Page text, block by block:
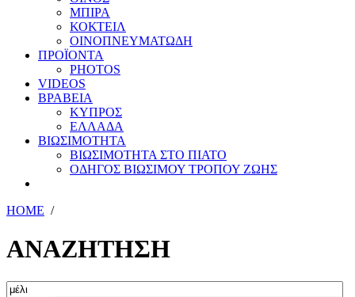
ΜΠΙΡΑ
ΚΟΚΤΕΙΛ
ΟΙΝΟΠΝΕΥΜΑΤΩΔΗ
ΠΡΟΪΟΝΤΑ
PHOTOS
VIDEOS
ΒΡΑΒΕΙΑ
ΚΥΠΡΟΣ
ΕΛΛΑΔΑ
ΒΙΩΣΙΜΟΤΗΤΑ
ΒΙΩΣΙΜΟΤΗΤΑ ΣΤΟ ΠΙΑΤΟ
ΟΔΗΓΟΣ ΒΙΩΣΙΜΟΥ ΤΡΟΠΟΥ ΖΩΗΣ
HOME /
ΑΝΑΖΗΤΗΣΗ